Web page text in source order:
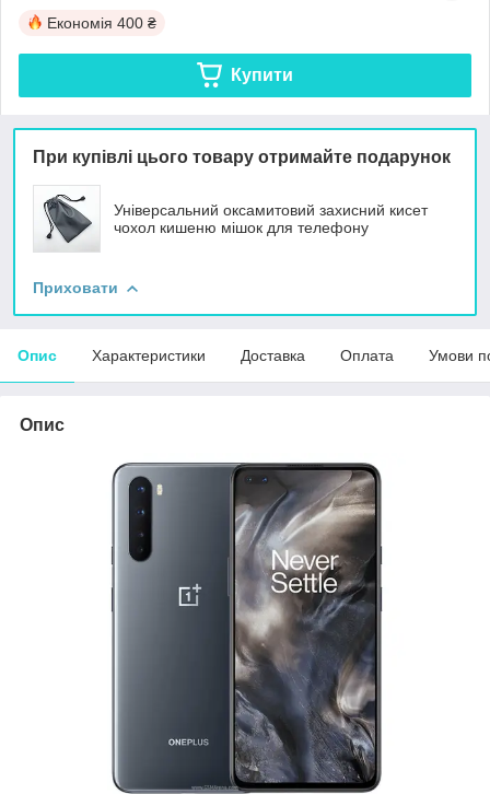
Економія 400 ₴
Купити
При купівлі цього товару отримайте подарунок
Універсальний оксамитовий захисний кисет
чохол кишеню мішок для телефону
Приховати
Опис Характеристики Доставка Оплата Умови
Опис